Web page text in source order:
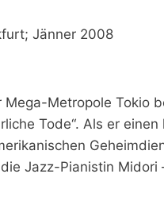
Jänner 2008
Mega-Metropole Tokio
Tode“. Als er
Jazz-Pianistin